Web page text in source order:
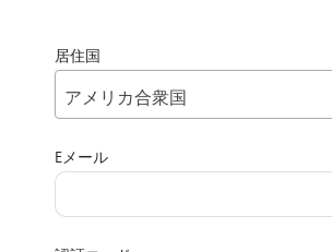
居住国
アメリカ合衆国
Eメール